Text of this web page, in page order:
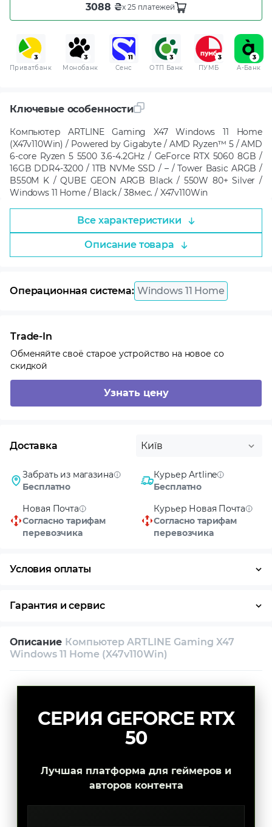
3088 ₴x 25 платежей
Приватбанк Монобанк Сенс ОТП Банк ПУМБ A-Банк
Ключевые особенности
Компьютер ARTLINE Gaming X47 Windows 11 Home
(X47v110Win) / Powered by Gigabyte / AMD Ryzen™ 5 / AMD
6-core Ryzen 5 5500 3.6-4.2GHz / GeForce RTX 5060 8GB /
16GB DDR4-3200 / 1TB NVMe SSD / – / Tower Basic ARGB /
B550M K / QUBE GEON ARGB Black / 550W 80+ Silver /
Windows 11 Home / Black / 38мес. / X47v110Win
Все характеристики
Описание товара
Операционная система: Windows 11 Home
Trade-In
Обменяйте своё старое устройство на новое со
скидкой
Узнать цену
Доставка Київ
Забрать из магазина
Бесплатно
Курьер Artline
Бесплатно
Новая Почта
Согласно тарифам
перевозчика
Курьер Новая Почта
Согласно тарифам
перевозчика
Условия оплаты
Гарантия и сервис
Возврат и обмен в течение 14 дней
Описание Компьютер ARTLINE Gaming X47
Windows 11 Home (X47v110Win)
СЕРИЯ GEFORCE RTX
50
Лучшая платформа для геймеров и
авторов контента